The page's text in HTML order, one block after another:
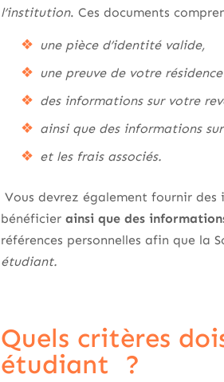
l’institution. Ces documents
une pièce d’identité valide,
une preuve de votre
des informations sur votre
ainsi que des informations
et les frais associés.
Vous devrez également fournir
bénéficier ainsi que des
références personnelles afin que la
étudiant.
Quels critères
étudiant ?